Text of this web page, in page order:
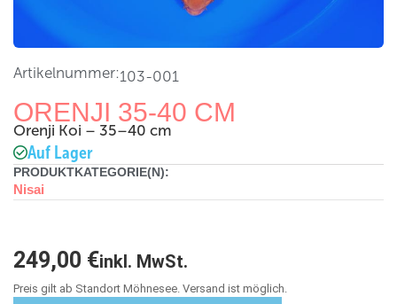
Artikelnummer:103-001
ORENJI 35-40 CM
Orenji Koi – 35–40 cm
Auf Lager
PRODUKTKATEGORIE(N):
Nisai
249,00 €inkl. MwSt.